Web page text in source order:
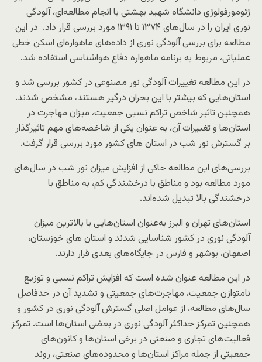
ژئومورفولوژی دانشگاه شهید بهشتی با انجام مطالعه‌ای، آلودگی
نوری ایران را در سال‌های ۱۳۷۴ تا ۱۳۹۱ مورد بررسی قرار داد. در این
مطالعه برای بررسی آلودگی نوری از داده‌های ماهواره‌ای اسکن خطی
عملیاتی، مربوط به برنامه ماهواره دفاع هواشناسی استفاده شد.
در این مطالعه تغییرات آلودگی نور مصنوعی در کشور بررسی شد و
استان‌هایی که بیشتر با این بحران درگیر هستند، مشخص شدند.
همچنین تاثیر شاخص تراکم نسبی جمعیت، میزان مهاجرت در
استان‌ها و تغییرات آن، به عنوان یکی از شاخصه‌های مهم تاثیرگذار
بر گسترش نور شب در استان های کشور مورد بررسی قرار گرفت.
بررسی‌های این مطالعه حاکی از افزایش میزان نور شب در سال‌های
مورد مطالعه بود و مناطق با درخشندگی کم، به مناطق با
درخشندگی بالا تبدیل شده‌اند.
استان‌های تهران و البرز به‌عنوان استان‌هایی با بالاترین میزان
آلودگی نوری در کشور شناسایی شدند و استان های خوزستان،
اصفهان، بوشهر و فارس در جایگاه‌های بعدی قرار دارند.
در این مطالعه عنوان شده است که افزایش تراکم نسبی و توزیع
نامتوازن جمعیت، مهاجرت‌های جمعیتی و تشدید آن در حدفاصل
سال‌های مطالعه، از عوامل اصلی گسترش آلودگی نوری در کشور و
همچنین تمرکز حداکثر آلودگی نوری در بعضی استان‌ها است. تمرکز
فعالیت‌های تجاری و صنعتی در برخی استان‌ها و کانون‌های
جمعیتی از جمله مراکز استان‌ها و محدوده‌های صنعتی، روند